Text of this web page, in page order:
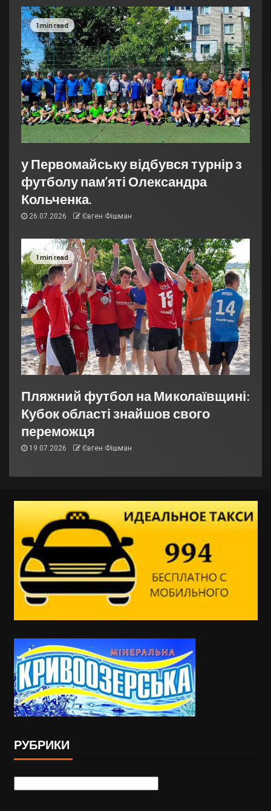
1 min read
у Первомайську відбувся турнір з
футболу пам’яті Олександра
Кольченка.
26.07.2026 Євген Фішман
1 min read
Пляжний футбол на Миколаївщині:
Кубок області знайшов свого
переможця
19.07.2026 Євген Фішман
РУБРИКИ